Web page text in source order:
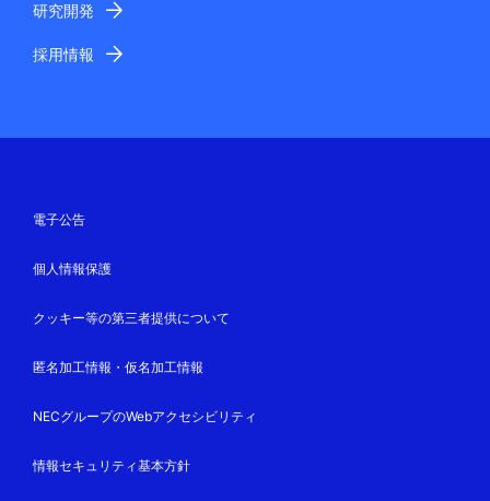
研究開発
採用情報
電子公告
個人情報保護
クッキー等の第三者提供について
匿名加工情報・仮名加工情報
NECグループのWebアクセシビリティ
情報セキュリティ基本方針